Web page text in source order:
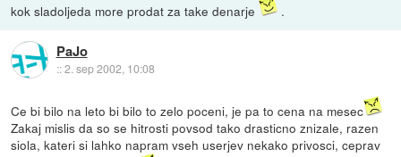
kok sladoljeda more prodat za take denarje
.
PaJo
::2. sep 2002, 10:08
Ce bi bilo na leto bi bilo to zelo poceni, je pa to cena na mesec
Zakaj mislis da so se hitrosti povsod tako drasticno znizale, razen
siola, kateri si lahko napram vseh userjev nekako privosci, ceprav